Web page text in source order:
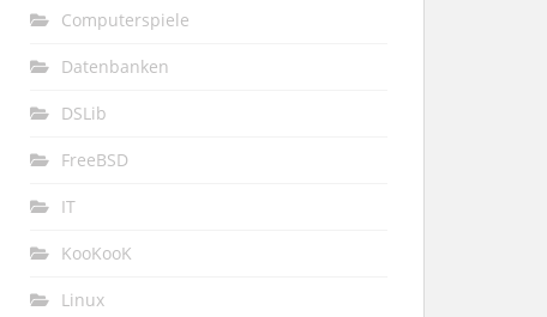
Computerspiele
Datenbanken
DSLib
FreeBSD
IT
KooKooK
Linux